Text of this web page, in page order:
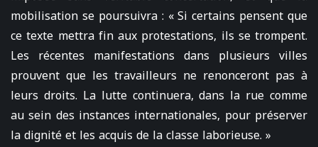
mobilisation se poursuivra : « Si certains pensent que
ce texte mettra fin aux protestations, ils se trompent.
Les récentes manifestations dans plusieurs villes
prouvent que les travailleurs ne renonceront pas à
leurs droits. La lutte continuera, dans la rue comme
au sein des instances internationales, pour préserver
la dignité et les acquis de la classe laborieuse. »